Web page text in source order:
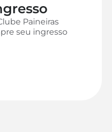
Paineiras
seu ingresso